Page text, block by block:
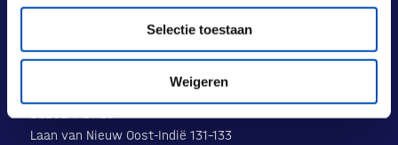
Selectie toestaan
Weigeren
BEZOEKADRES
Laan van Nieuw Oost-Indië 131-133